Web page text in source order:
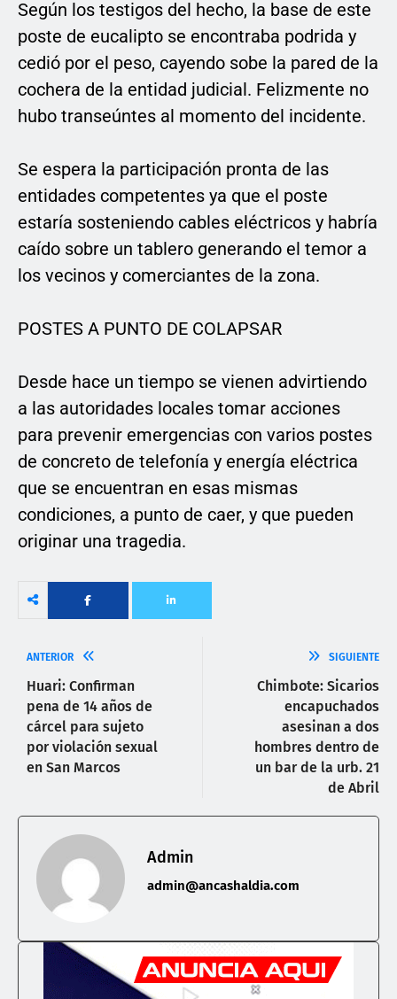
Según los testigos del hecho, la base de este
poste de eucalipto se encontraba podrida y
cedió por el peso, cayendo sobe la pared de la
cochera de la entidad judicial. Felizmente no
hubo transeúntes al momento del incidente.
Se espera la participación pronta de las
entidades competentes ya que el poste
estaría sosteniendo cables eléctricos y habría
caído sobre un tablero generando el temor a
los vecinos y comerciantes de la zona.
POSTES A PUNTO DE COLAPSAR
Desde hace un tiempo se vienen advirtiendo
a las autoridades locales tomar acciones
para prevenir emergencias con varios postes
de concreto de telefonía y energía eléctrica
que se encuentran en esas mismas
condiciones, a punto de caer, y que pueden
originar una tragedia.
ANTERIOR
Huari: Confirman
pena de 14 años de
cárcel para sujeto
por violación sexual
en San Marcos
SIGUIENTE
Chimbote: Sicarios
encapuchados
asesinan a dos
hombres dentro de
un bar de la urb. 21
de Abril
Admin
admin@ancashaldia.com